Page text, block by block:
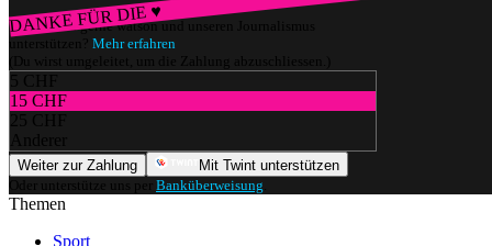
DANKE FÜR DIE ♥
Würdest du gerne watson und unseren Journalismus
unterstützen? Mehr erfahren
(Du wirst umgeleitet, um die Zahlung abzuschliessen.)
5 CHF
15 CHF
25 CHF
Anderer
Weiter zur Zahlung
Mit Twint unterstützen
Oder unterstütze uns per Banküberweisung
Themen
Sport